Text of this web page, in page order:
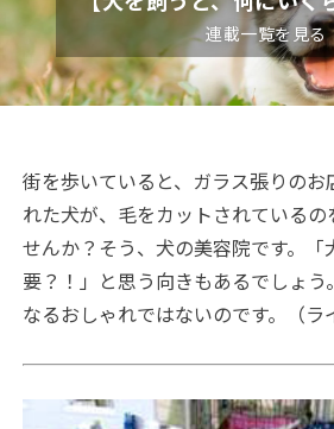
連載一覧を見る
街を歩いていると、ガラス張りのお
れた犬が、毛をカットされている
せんか？そう、犬の美容院です。「
要？！」と思う向きもあるでしょ
なるおしゃれではないのです。（ラ